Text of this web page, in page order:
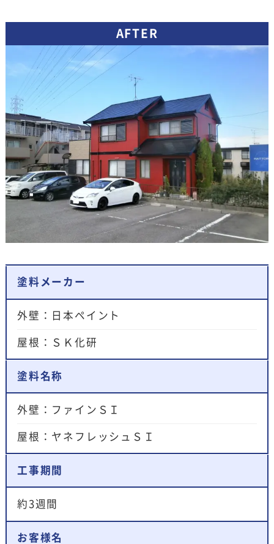
AFTER
塗料メーカー
外壁：日本ペイント
屋根：ＳＫ化研
塗料名称
外壁：ファインＳＩ
屋根：ヤネフレッシュＳＩ
工事期間
約3週間
お客様名